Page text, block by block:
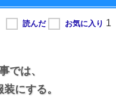
では、
にする。